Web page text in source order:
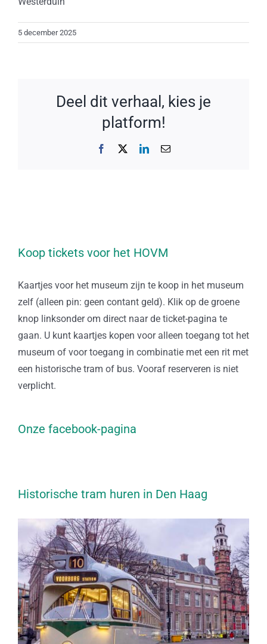
5 december 2025
Deel dit verhaal, kies je
platform!
Facebook LinkedIn
E-
Koop tickets voor het HOVM
Kaartjes voor het museum zijn te koop in het museum
zelf (alleen pin: geen contant geld). Klik op de groene
knop linksonder om direct naar de ticket-pagina te
gaan. U kunt kaartjes kopen voor alleen toegang tot het
museum of voor toegang in combinatie met een rit met
een historische tram of bus. Vooraf reserveren is niet
verplicht.
Onze facebook-pagina
Historische tram huren in Den Haag